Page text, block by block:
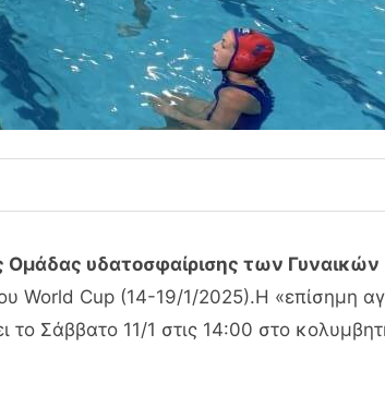
Oμάδας υδατοσφαίρισης των Γυναικών
World Cup (14-19/1/2025).Η «επίσημη
το Σάββατο 11/1 στις 14:00 στο